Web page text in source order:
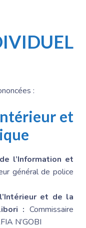
:
et
l’Information et
général de police
et de la
: Commissaire
N’GOBI